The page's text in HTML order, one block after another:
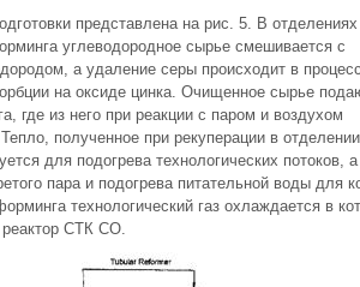
представлена на рис. 5. В отделениях
углеводородное сырье смешивается с
а удаление серы происходит в
на оксиде цинка. Очищенное сырье
где из него при реакции с паром и воздухом
полученное при рекуперации в отделении
для подогрева технологических потоков,
пара и подогрева питательной воды для
технологический газ охлаждается в
СТК СО.